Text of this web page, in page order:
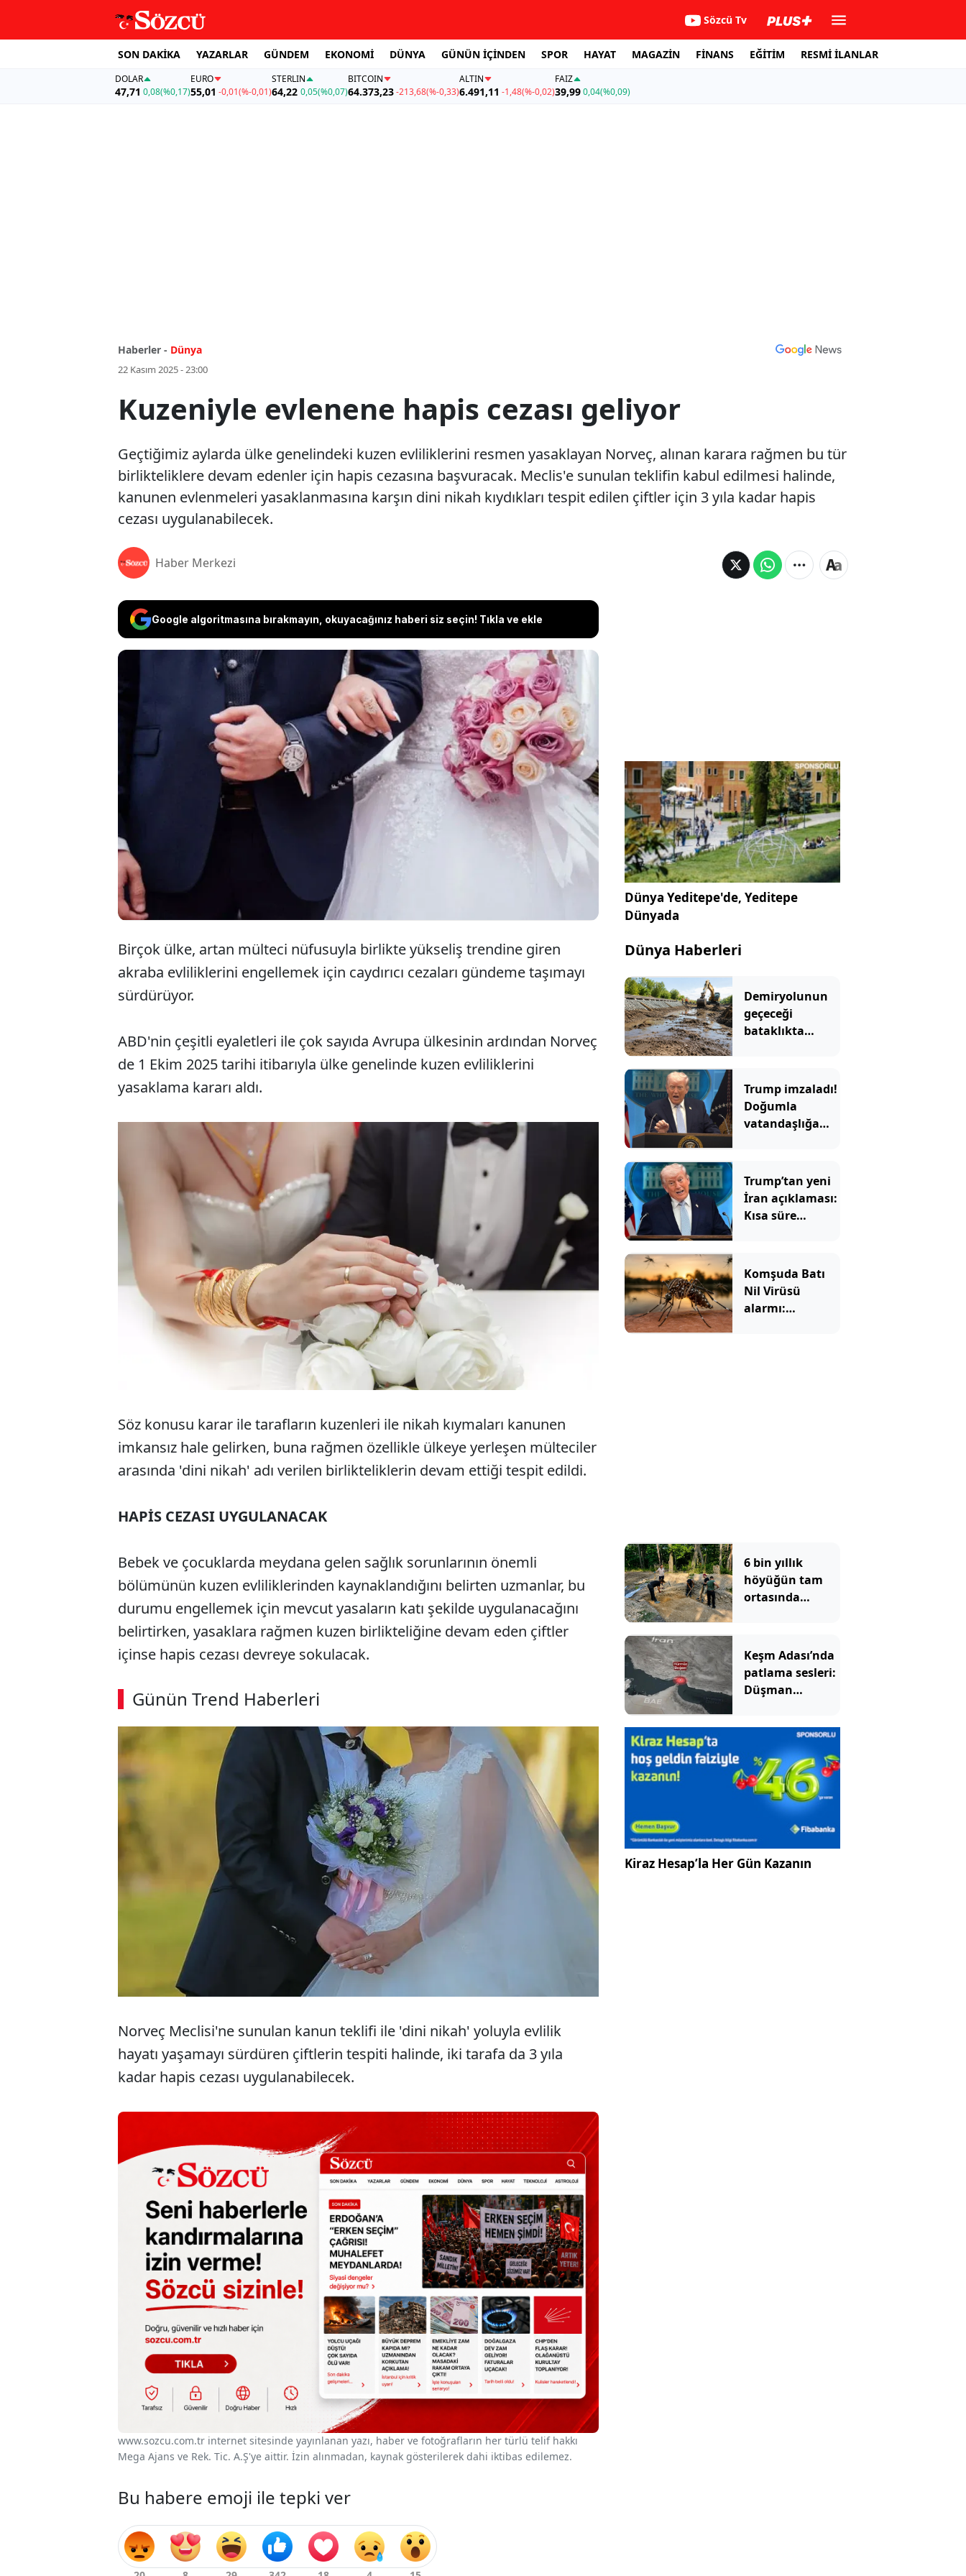
Sözcü Tv
SON DAKİKA YAZARLAR GÜNDEM EKONOMİ DÜNYA GÜNÜN İÇİNDEN SPOR HAYAT MAGAZİN FİNANS EĞİTİM RESMİ İLANLAR
DOLAR
47,71 0,08(%0,17)
EURO
55,01 -0,01(%-0,01)
STERLIN
64,22 0,05(%0,07)
BITCOIN
64.373,23-213,68(%-0,33)
ALTIN
6.491,11 -1,48(%-0,02)
FAİZ
39,990,04(%0,09)
Haberler - Dünya
22 Kasım 2025 - 23:00
Kuzeniyle evlenene hapis cezası geliyor
Geçtiğimiz aylarda ülke genelindeki kuzen evliliklerini resmen yasaklayan Norveç, alınan karara rağmen bu tür
birlikteliklere devam edenler için hapis cezasına başvuracak. Meclis'e sunulan teklifin kabul edilmesi halinde,
kanunen evlenmeleri yasaklanmasına karşın dini nikah kıydıkları tespit edilen çiftler için 3 yıla kadar hapis
cezası uygulanabilecek.
Haber Merkezi
Google algoritmasına bırakmayın, okuyacağınız haberi siz seçin! Tıkla ve ekle
Geçtiğimiz aylarda ülke genelindeki kuzen evliliklerini resmen
yasaklayan Norveç, alınan karara rağmen bu tür birlikteliklere devam
edenler için hapis cezasına başvuracak. Meclis'e sunulan teklifin kabul
edilmesi halinde, kanunen evlenmeleri yasaklanmasına karşın dini
nikah kıydıkları tespit edilen çiftler için 3 yıla kadar hapis cezası
uygulanabilecek.
Birçok ülke, artan mülteci nüfusuyla birlikte yükseliş trendine giren
akraba evliliklerini engellemek için caydırıcı cezaları gündeme taşımayı
sürdürüyor.
ABD'nin çeşitli eyaletleri ile çok sayıda Avrupa ülkesinin ardından Norveç
de 1 Ekim 2025 tarihi itibarıyla ülke genelinde kuzen evliliklerini
yasaklama kararı aldı.
Söz konusu karar ile tarafların kuzenleri ile nikah kıymaları kanunen
imkansız hale gelirken, buna rağmen özellikle ülkeye yerleşen mülteciler
arasında 'dini nikah' adı verilen birlikteliklerin devam ettiği tespit edildi.
HAPİS CEZASI UYGULANACAK
Bebek ve çocuklarda meydana gelen sağlık sorunlarının önemli
bölümünün kuzen evliliklerinden kaynaklandığını belirten uzmanlar, bu
durumu engellemek için mevcut yasaların katı şekilde uygulanacağını
belirtirken, yasaklara rağmen kuzen birlikteliğine devam eden çiftler
içinse hapis cezası devreye sokulacak.
Günün Trend Haberleri
Norveç Meclisi'ne sunulan kanun teklifi ile 'dini nikah' yoluyla evlilik
hayatı yaşamayı sürdüren çiftlerin tespiti halinde, iki tarafa da 3 yıla
kadar hapis cezası uygulanabilecek.
www.sozcu.com.tr internet sitesinde yayınlanan yazı, haber ve fotoğrafların her türlü telif hakkı
Mega Ajans ve Rek. Tic. A.Ş'ye aittir. İzin alınmadan, kaynak gösterilerek dahi iktibas edilemez.
Bu habere emoji ile tepki ver
Dünya Yeditepe'de, Yeditepe
Dünyada
Dünya Haberleri
Demiryolunun
geçeceği
bataklıkta
Trump imzaladı!
Doğumla
vatandaşlığa
Trump’tan yeni
İran açıklaması:
Kısa süre
Komşuda Batı
Nil Virüsü
alarmı:
6 bin yıllık
höyüğün tam
ortasında
fark etmemiş
Keşm Adası’nda
patlama sesleri:
Düşman
saldırdık
Kiraz Hesap’la Her Gün Kazanın